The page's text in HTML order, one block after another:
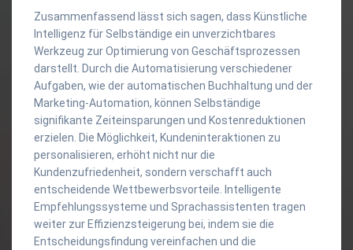
Zusammenfassend lässt sich sagen, dass Künstliche
Intelligenz für Selbständige ein unverzichtbares
Werkzeug zur Optimierung von Geschäftsprozessen
darstellt. Durch die Automatisierung verschiedener
Aufgaben, wie der automatischen Buchhaltung und der
Marketing-Automation, können Selbständige
signifikante Zeiteinsparungen und Kostenreduktionen
erzielen. Die Möglichkeit, Kundeninteraktionen zu
personalisieren, erhöht nicht nur die
Kundenzufriedenheit, sondern verschafft auch
entscheidende Wettbewerbsvorteile. Intelligente
Empfehlungssysteme und Sprachassistenten tragen
weiter zur Effizienzsteigerung bei, indem sie die
Entscheidungsfindung vereinfachen und die